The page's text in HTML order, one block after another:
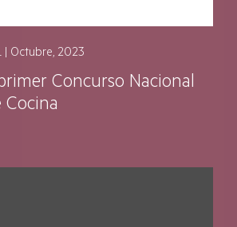
| Octubre, 2023
Concurso Nacional
Cocina